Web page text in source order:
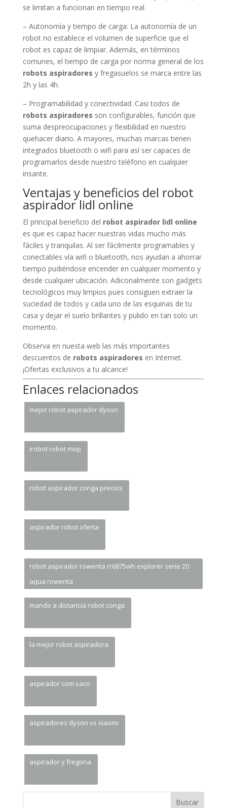
se limitan a funcionan en tiempo real.
– Autonomía y tiempo de carga: La autonomía de un
robot no establece el volumen de superficie que el
robot es capaz de limpiar. Además, en términos
comunes, el tiempo de carga por norma general de los
robots aspiradores y fregasuelos se marca entre las
2h y las 4h.
– Programabilidad y conectividad: Casi todos de
robots aspiradores son configurables, función que
suma despreocupaciones y flexibilidad en nuestro
quehacer diario. A mayores, muchas marcas tienen
integrados bluetooth o wifi para así ser capaces de
programarlos desde nuestro teléfono en cualquier
insante.
Ventajas y beneficios del robot
aspirador lidl online
El principal beneficio del robot aspirador lidl online
es que es capaz hacer nuestras vidas mucho más
fáciles y tranquilas. Al ser fácilmente programables y
conectables vía wifi o bluetooth, nos ayudan a ahorrar
tiempo pudiéndose encender en cualquier momento y
desde cualquier ubicación. Adiconalmente son gadgets
tecnológicos muy limpios pues consiguen extraer la
suciedad de todos y cada uno de las esquinas de tu
casa y dejar el suelo brillantes y pulido en tan solo un
momento.
Observa en nuesta web las más importantes
descuentos de robots aspiradores en Internet.
¡Ofertas exclusivos a tu alcance!
Enlaces relacionados
mejor robot aspirador dyson
irobot robot mop
robot aspirador conga precios
aspirador robot oferta
robot aspirador rowenta rr6875wh explorer serie 20
aqua rowenta
mando a distancia robot conga
la mejor robot aspiradora
aspirador com saco
aspiradores dyson vs xiaomi
aspirador y fregona
Buscar